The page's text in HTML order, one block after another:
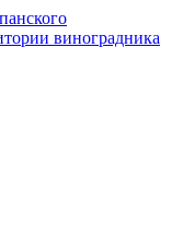
виноградника